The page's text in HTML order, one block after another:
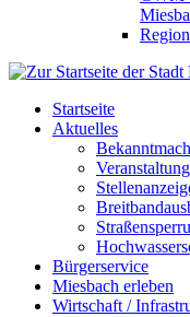
Startseite
Aktuelles
Bürgerservice
Miesbach erleben
Wirtschaft /